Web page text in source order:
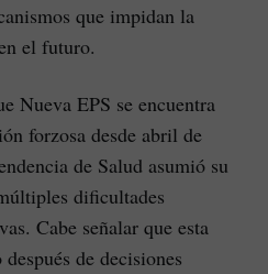
que impidan la
el futuro.
Nueva EPS se encuentra
forzosa desde abril de
de Salud asumió su
dificultades
Cabe señalar que esta
de decisiones